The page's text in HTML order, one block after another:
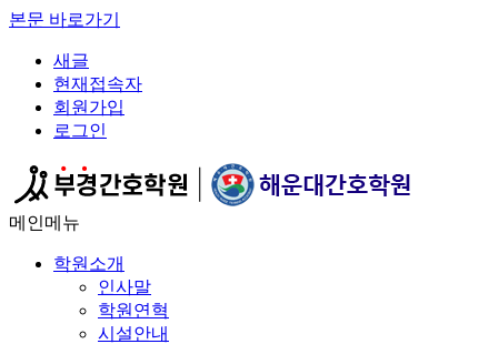
본문 바로가기
새글
현재접속자
회원가입
로그인
메인메뉴
학원소개
인사말
학원연혁
시설안내